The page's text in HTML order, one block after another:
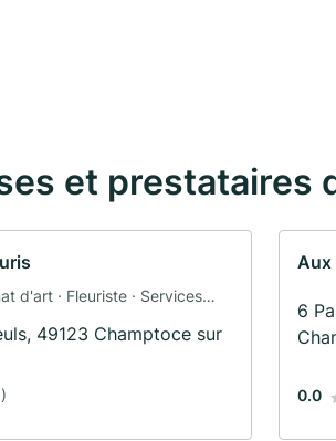
et prestataires
d'art · Fleuriste · Services
49123 Champtoce sur
Aux
6
0.0